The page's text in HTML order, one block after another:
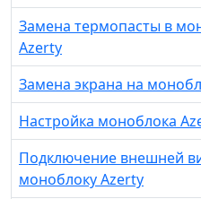
Замена термопасты в
Azerty
Замена экрана на
Настройка моноблока
Подключение внешней
моноблоку Azerty